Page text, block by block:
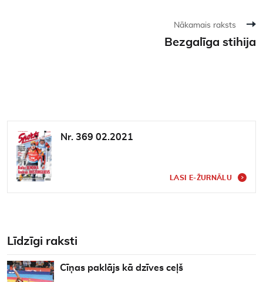
Nākamais raksts
Bezgalīga stihija
Nr. 369 02.2021
LASI E-ŽURNĀLU
Līdzīgi raksti
Cīņas paklājs kā dzīves ceļš